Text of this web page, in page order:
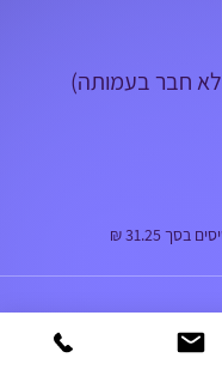
חבר בעמותה)
‏31.25 ‏₪